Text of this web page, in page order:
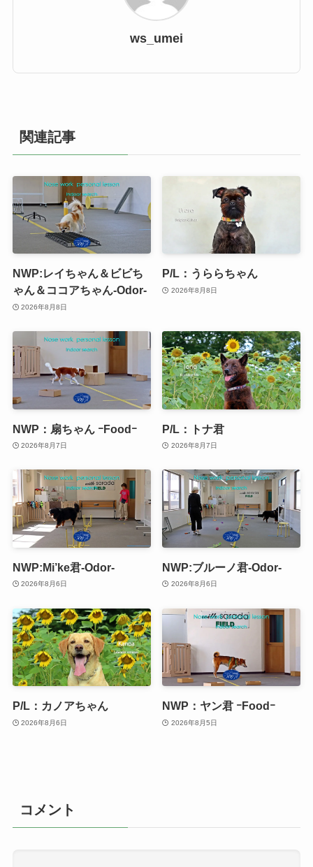
ws_umei
関連記事
NWP:レイちゃん＆ビビち
ゃん＆ココアちゃん-Odor-
2026年8月8日
P/L：うららちゃん
2026年8月8日
NWP：扇ちゃん ｰFoodｰ
2026年8月7日
P/L：トナ君
2026年8月7日
NWP:Mi’ke君-Odor-
2026年8月6日
NWP:ブルーノ君-Odor-
2026年8月6日
P/L：カノアちゃん
2026年8月6日
NWP：ヤン君 ｰFoodｰ
2026年8月5日
コメント